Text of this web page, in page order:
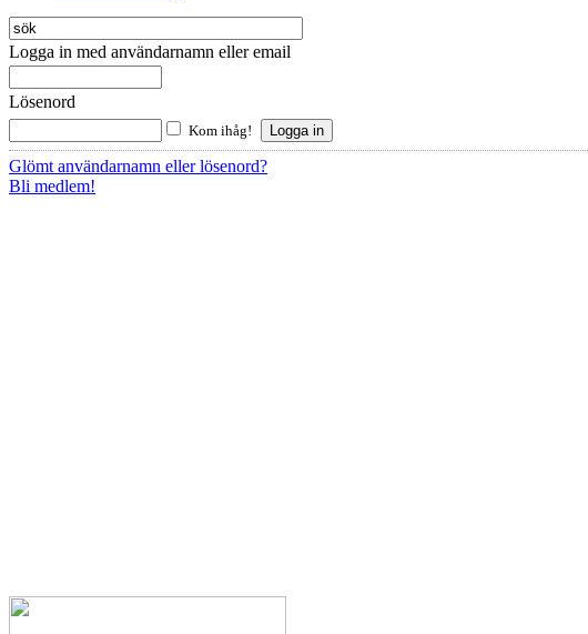
Logga in med användarnamn eller email
Lösenord
Kom ihåg!
Glömt användarnamn eller lösenord?
Bli medlem!